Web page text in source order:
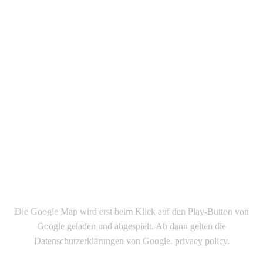
Die Google Map wird erst beim Klick auf den Play-Button von
Google geladen und abgespielt. Ab dann gelten die
Datenschutzerklärungen von Google. privacy policy.